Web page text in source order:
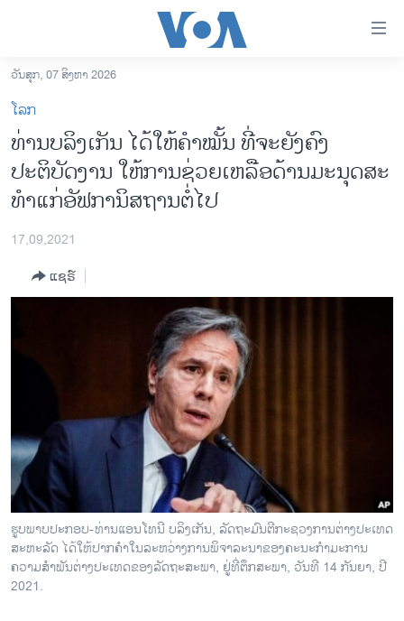
ເຂົ້າ
ຫາ
ຂ້າມ
ຂ້າມ
ຂ້າມ
ໄປ
ຫາ
ຊອກ
ລາວ
ອາເມຣິກາ
ການເລືອກຕັ້ງ ປະທານາທີບໍດີ ສະຫະລັດ 2024
ອິດສະຫຼະພາບດ້ານການຂ່າວ
ຊີວິດຊາວລາວ
ຊຸມຊົນຊາວລາວ
ວິທະຍາສາດ-ເທັກໂນໂລຈີ
ທຸລະກິດ
ພາສາອັງກິດ
ວີດີໂອ
ສຽງ
ລາຍການກະຈາຍສຽງ
ວັນສຸກ, 07 ສິງຫາ 2026
ໂລກ
ທ່ານບລິງເກັນ ໄດ້ໃຫ້ຄໍາໝັ້ນ ທີ່ຈະຍັງຄົງ
ປະຕິບັດງານ ໃຫ້ການຊ່ວຍເຫລືອດ້ານມະນຸດສະ
ທໍາແກ່ອັຟການິສຖານຕໍ່ໄປ
17,09,2021
ແຊຣ໌
ຮູບພາບປະກອບ-ທ່ານແອນໂທນີ ບລິງເກັນ, ລັດຖະມົນຕີກະຊວງການຕ່າງປະເທດ
ສະຫະລັດ ໄດ້ໃຫ້ປາກຄໍາໃນລະຫວ່າງການພິຈາລະນາຂອງຄະນະກໍາມະການ
ຄວາມສໍາພັນຕ່າງປະເທດຂອງລັດຖະສະພາ, ຢູ່ທີ່ຕຶກສະພາ, ວັນທີ 14 ກັນຍາ, ປີ
2021.